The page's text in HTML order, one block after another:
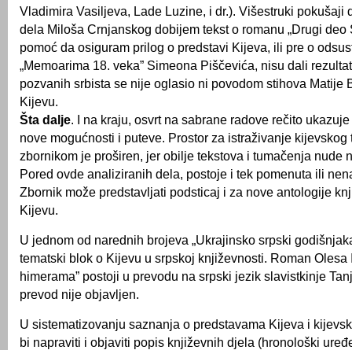
Vladimira Vasiljeva, Lade Luzine, i dr.). Višestruki pokušaji
dela Miloša Crnjanskog dobijem tekst o romanu „Drugi deo
pomoć da osiguram prilog o predstavi Kijeva, ili pre o
„Memoarima 18. veka” Simeona Piščevića, nisu dali
pozvanih srbista se nije oglasio ni povodom stihova Matije
Kijevu.
Šta dalje. I na kraju, osvrt na sabrane radove rečito
nove mogućnosti i puteve. Prostor za istraživanje kijevskog
zbornikom je proširen, jer obilje tekstova i tumačenja nude
Pored ovde analiziranih dela, postoje i tek pomenuta ili
Zbornik može predstavljati podsticaj i za nove antologije
Kijevu.
U jednom od narednih brojeva „Ukrajinsko srpski
tematski blok o Kijevu u srpskoj književnosti. Roman Olesa
himerama” postoji u prevodu na srpski jezik slavistkinje
prevod nije objavljen.
U sistematizovanju saznanja o predstavama Kijeva i
bi napraviti i objaviti popis književnih djela (hronološki